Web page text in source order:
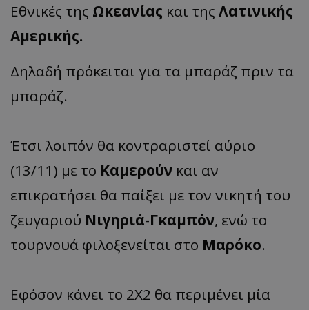
Εθνικές της Ωκεανίας και της Λατινικής
Αμερικής.
Δηλαδή πρόκειται για τα μπαράζ πριν τα
μπαράζ.
Έτσι λοιπόν θα κοντραριστεί αύριο
(13/11) με το Καμερούν και αν
επικρατήσει θα παίξει με τον νικητή του
ζευγαριού Νιγηριά-Γκαμπόν, ενώ το
τουρνουά φιλοξενείται στο Μαρόκο.
Εφόσον κάνει το 2Χ2 θα περιμένει μία